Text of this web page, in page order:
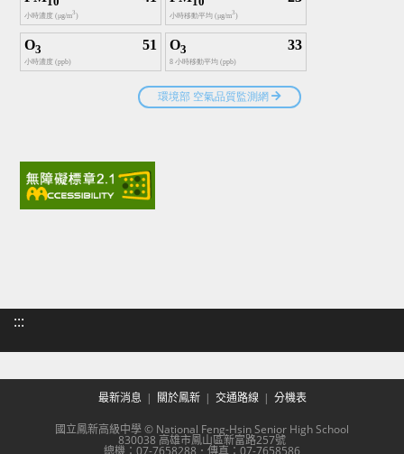
:::
最新消息 關於鳳新 交通路線 分機表
國立鳳新高級中學 © National Feng-Hsin Senior High School
830038 高雄市鳳山區新富路257號